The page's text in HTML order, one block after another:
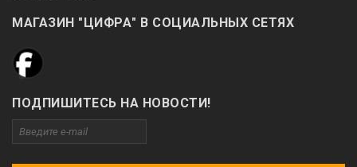
МАГАЗИН "ЦИФРА" В СОЦИАЛЬНЫХ СЕТЯХ
ПОДПИШИТЕСЬ НА НОВОСТИ!